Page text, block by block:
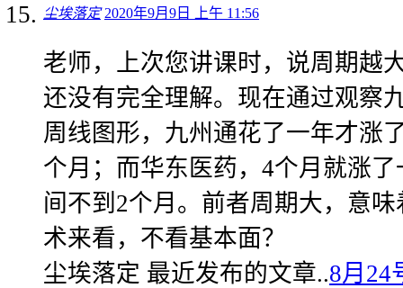
尘埃落定 2020年9月9日 上午 11:56
老师，上次您讲课时，说周期越
还没有完全理解。现在通过观察
周线图形，九州通花了一年才涨
个月；而华东医药，4个月就涨
间不到2个月。前者周期大，意
术来看，不看基本面？
尘埃落定 最近发布的文章..8月24